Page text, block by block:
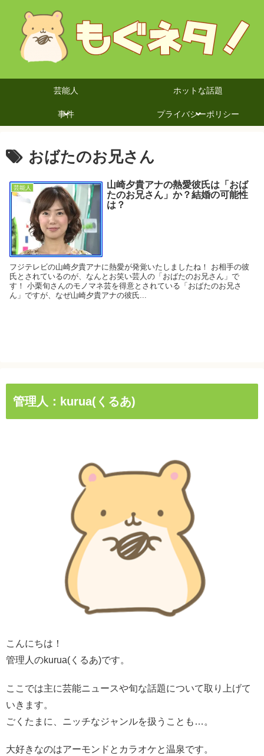
芸能人 ホットな話題
事件 プライバシーポリシー
おばたのお兄さん
芸能人
山崎夕貴アナの熱愛彼氏は「おば
たのお兄さん」か？結婚の可能性
は？
フジテレビの山崎夕貴アナに熱愛が発覚いたしましたね！ お相手の彼
氏とされているのが、なんとお笑い芸人の「おばたのお兄さん」で
す！ 小栗旬さんのモノマネ芸を得意とされている「おばたのお兄さ
ん」ですが、なぜ山崎夕貴アナの彼氏...
管理人：kurua(くるあ)
こんにちは！
管理人のkurua(くるあ)です。
ここでは主に芸能ニュースや旬な話題について取り上げて
いきます。
ごくたまに、ニッチなジャンルを扱うことも…。
大好きなのはアーモンドとカラオケと温泉です。